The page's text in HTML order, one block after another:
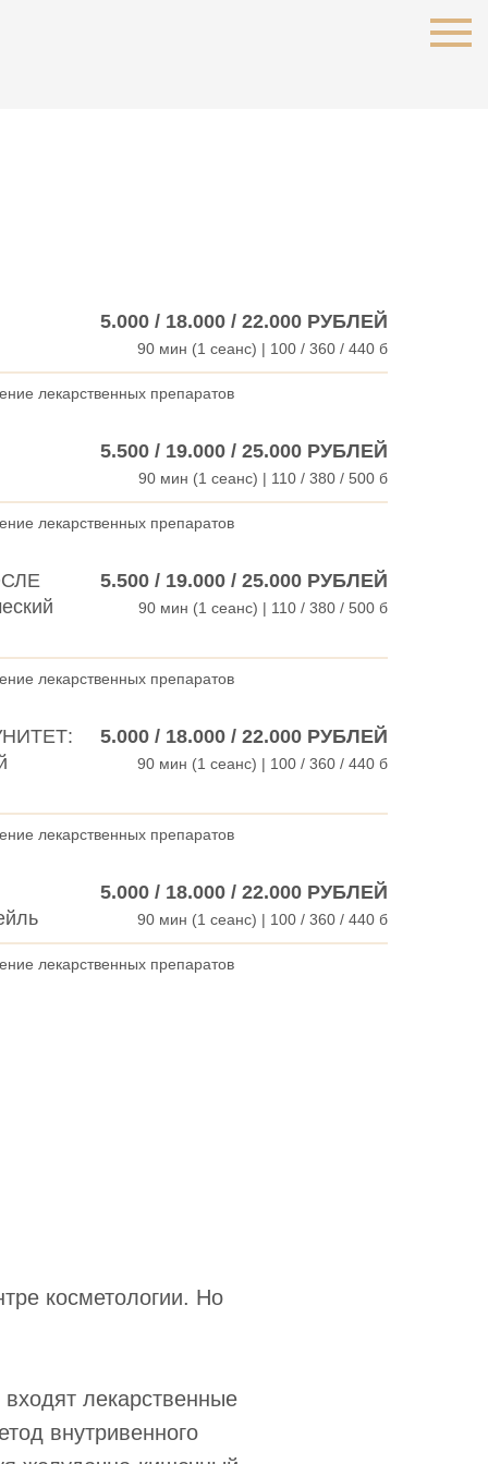
5.000 / 18.000 / 22.000 РУБЛЕЙ
90 мин (1 сеанс) | 100 / 360 / 440 б
лекарственных препаратов
5.500 / 19.000 / 25.000 РУБЛЕЙ
90 мин (1 сеанс) | 110 / 380 / 500 б
лекарственных препаратов
5.500 / 19.000 / 25.000 РУБЛЕЙ
90 мин (1 сеанс) | 110 / 380 / 500 б
лекарственных препаратов
5.000 / 18.000 / 22.000 РУБЛЕЙ
90 мин (1 сеанс) | 100 / 360 / 440 б
лекарственных препаратов
5.000 / 18.000 / 22.000 РУБЛЕЙ
90 мин (1 сеанс) | 100 / 360 / 440 б
лекарственных препаратов
косметологии. Но
лекарственные
внутривенного